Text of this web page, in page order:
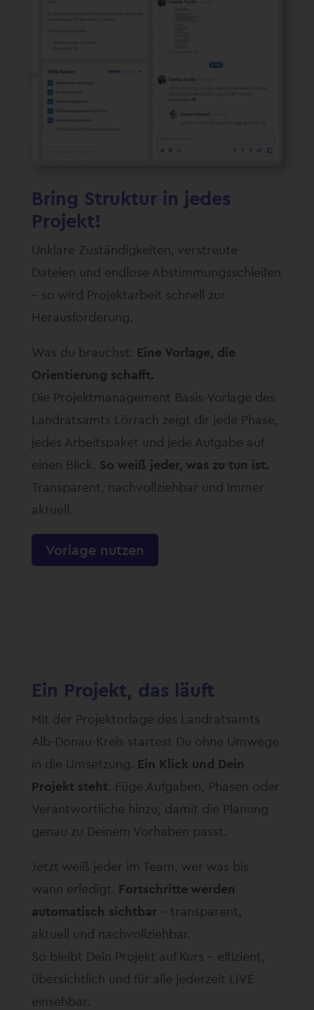
Bring Struktur in jedes
Projekt!
Unklare Zuständigkeiten, verstreute
Dateien und endlose Abstimmungsschleifen
– so wird Projektarbeit schnell zur
Herausforderung.
Was du brauchst: Eine Vorlage, die
Orientierung schafft.
Die Projektmanagement Basis-Vorlage des
Landratsamts Lörrach zeigt dir jede Phase,
jedes Arbeitspaket und jede Aufgabe auf
einen Blick. So weiß jeder, was zu tun ist.
Transparent, nachvollziehbar und immer
aktuell.
Vorlage nutzen
Ein Projekt, das läuft
Mit der Projektorlage des Landratsamts
Alb-Donau-Kreis startest Du ohne Umwege
in die Umsetzung. Ein Klick und Dein
Projekt steht. Füge Aufgaben, Phasen oder
Verantwortliche hinzu, damit die Planung
genau zu Deinem Vorhaben passt.
Jetzt weiß jeder im Team, wer was bis
wann erledigt. Fortschritte werden
automatisch sichtbar – transparent,
aktuell und nachvollziehbar.
So bleibt Dein Projekt auf Kurs – effizient,
übersichtlich und für alle jederzeit LIVE
einsehbar.